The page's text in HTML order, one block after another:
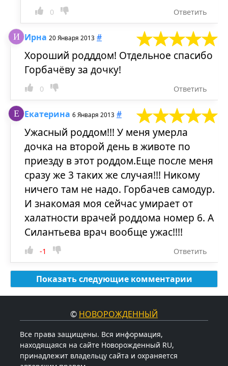
0 Ответить
Ирна 20 Января 2013 #
Хороший родддом! Отдельное спасибо
Горбачёву за дочку!
0 Ответить
Екатерина 6 Января 2013 #
Ужасный роддом!!! У меня умерла
дочка на второй день в животе по
приезду в этот роддом.Еще после меня
сразу же 3 таких же случая!!! Никому
ничего там не надо. Горбачев самодур.
И знакомая моя сейчас умирает от
халатности врачей роддома номер 6. А
Силантьева врач вообще ужас!!!!
-1 Ответить
Показать следующие комментарии
© НОВОРОЖДЕННЫЙ
Все права защищены. Вся информация,
находящаяся на сайте Новорожденный RU,
принадлежит владельцу сайта и охраняется